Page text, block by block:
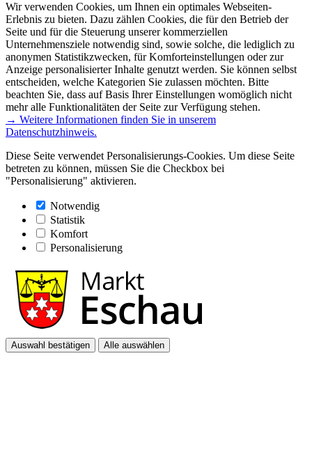
Wir verwenden Cookies, um Ihnen ein optimales Webseiten-
Erlebnis zu bieten. Dazu zählen Cookies, die für den Betrieb der
Seite und für die Steuerung unserer kommerziellen
Unternehmensziele notwendig sind, sowie solche, die lediglich zu
anonymen Statistikzwecken, für Komforteinstellungen oder zur
Anzeige personalisierter Inhalte genutzt werden. Sie können selbst
entscheiden, welche Kategorien Sie zulassen möchten. Bitte
beachten Sie, dass auf Basis Ihrer Einstellungen womöglich nicht
mehr alle Funktionalitäten der Seite zur Verfügung stehen.
→ Weitere Informationen finden Sie in unserem
Datenschutzhinweis.
Diese Seite verwendet Personalisierungs-Cookies. Um diese Seite
betreten zu können, müssen Sie die Checkbox bei
"Personalisierung" aktivieren.
Notwendig
Statistik
Komfort
Personalisierung
Auswahl bestätigen Alle auswählen